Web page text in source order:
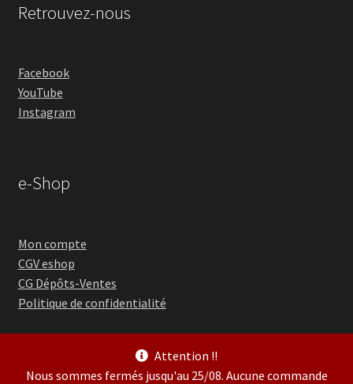
Attention !!
Nous sommes fermés jusqu'au 25/08. Aucune commande
Retrouvez-nous
Facebook
YouTube
Instagram
e-Shop
Mon compte
CGV eshop
CG Dépôts-Ventes
Politique de confidentialité